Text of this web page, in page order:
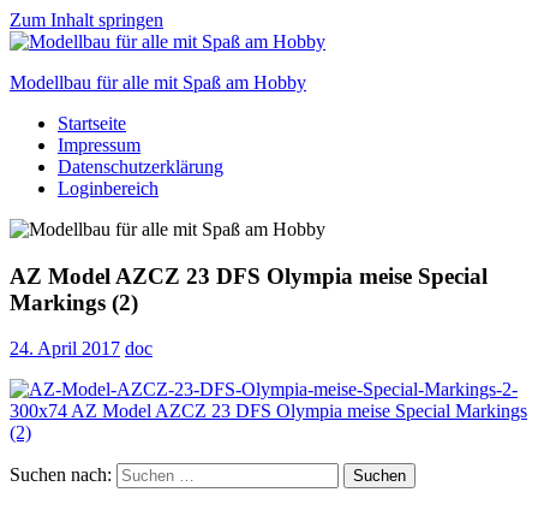
Zum Inhalt springen
Modellbau für alle mit Spaß am Hobby
Scale
modelling
to
Startseite
Impressum
Datenschutzerklärung
Loginbereich
AZ Model AZCZ 23 DFS Olympia meise Special
Markings (2)
24. April 2017 doc
Suchen nach: Suchen